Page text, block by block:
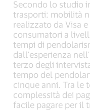
Secondo lo studio
trasporti: mobilità
realizzato da Visa
consumatori a
tempi di
dall'esperienza
terzo degli
tempo del
cinque anni. Tra le
complessità dei
facile pagare per il